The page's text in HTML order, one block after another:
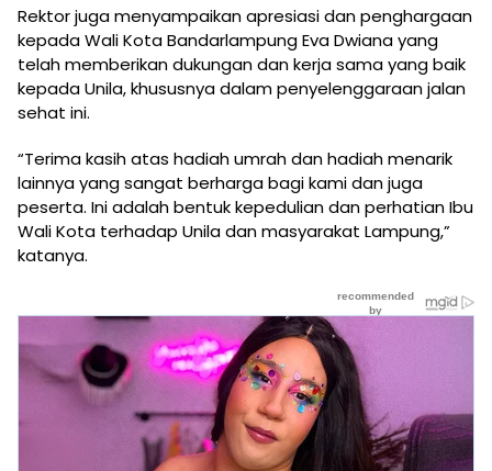
Rektor juga menyampaikan apresiasi dan penghargaan
kepada Wali Kota Bandarlampung Eva Dwiana yang
telah memberikan dukungan dan kerja sama yang baik
kepada Unila, khususnya dalam penyelenggaraan jalan
sehat ini.
“Terima kasih atas hadiah umrah dan hadiah menarik
lainnya yang sangat berharga bagi kami dan juga
peserta. Ini adalah bentuk kepedulian dan perhatian Ibu
Wali Kota terhadap Unila dan masyarakat Lampung,”
katanya.